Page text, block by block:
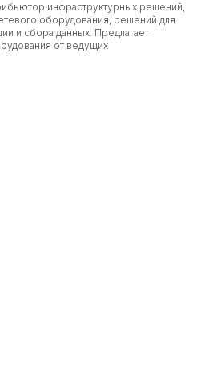
инфраструктурных решений,
оборудования, решений для
и сбора данных. Предлагает
от ведущих